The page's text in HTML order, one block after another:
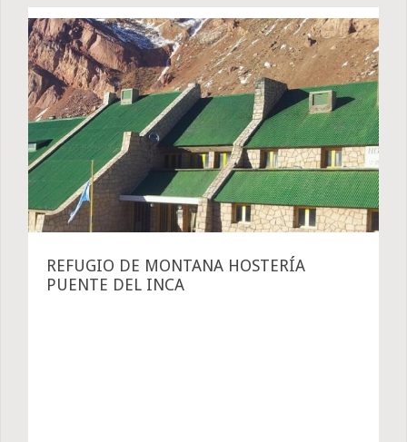
REFUGIO DE MONTANA HOSTERÍA
PUENTE DEL INCA